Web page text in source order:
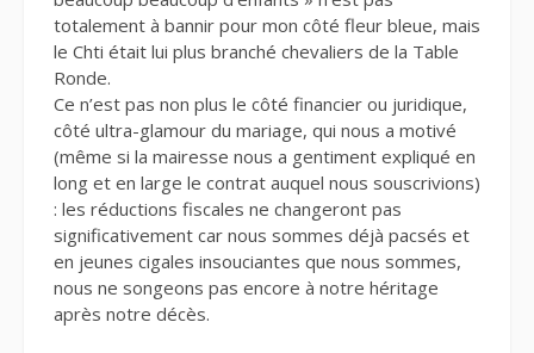
totalement à bannir pour mon côté fleur bleue, mais
le Chti était lui plus branché chevaliers de la Table
Ronde.
Ce n’est pas non plus le côté financier ou juridique,
côté ultra-glamour du mariage, qui nous a motivé
(même si la mairesse nous a gentiment expliqué en
long et en large le contrat auquel nous souscrivions)
: les réductions fiscales ne changeront pas
significativement car nous sommes déjà pacsés et
en jeunes cigales insouciantes que nous sommes,
nous ne songeons pas encore à notre héritage
après notre décès.